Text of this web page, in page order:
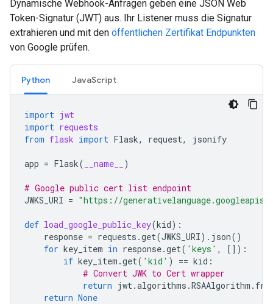
Dynamische Webhook-Anfragen geben eine JSON Web
Token-Signatur (JWT) aus. Ihr Listener muss die Signatur
extrahieren und mit den öffentlichen Zertifikat Endpunkten
von Google prüfen.
Python JavaScript
import jwt
import requests
from flask import Flask, request, jsonify
app = Flask( __name__ )
# Google public cert list endpoint
JWKS_URI = "https://
def load_google_public_key(kid):
response = requests .get(JWKS_URI) . json()
for key_item in response.get( 'keys' ,
[]):
if key_item .get( 'kid' ) == kid :
# Convert JWK to Cert wrapper
return jwt.algorithms .RSAAlgorithm .
return None